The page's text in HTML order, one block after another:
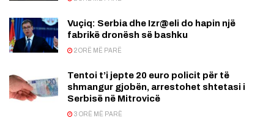
Vuçiq: Serbia dhe Izr@eli do hapin një
fabrikë dronësh së bashku
2 ORË MË PARË
Tentoi t’i jepte 20 euro policit për të
shmangur gjobën, arrestohet shtetasi i
Serbisë në Mitrovicë
3 ORË MË PARË